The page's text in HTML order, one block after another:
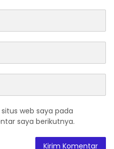
web saya pada
saya berikutnya.